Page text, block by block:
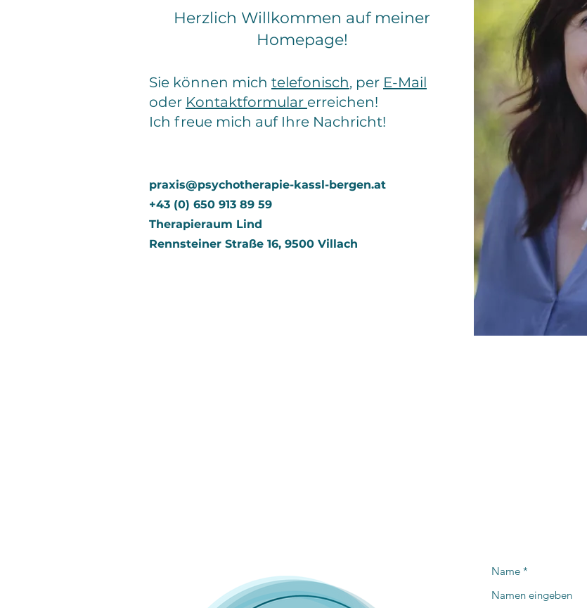
Herzlich Willkommen auf meiner
Homepage!
Sie können mich telefonisch, per E-Mail
oder Kontaktformular erreichen!
Ich freue mich auf Ihre Nachricht!
praxis@psychotherapie-kassl-bergen.at
+43 (0) 650 913 89 59
Therapieraum Lind
Rennsteiner Straße 16, 9500 Villach
Name